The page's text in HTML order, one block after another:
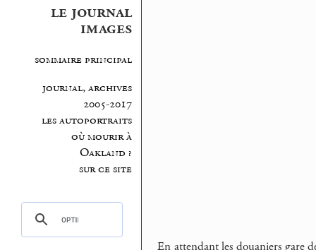
le journal
images
sommaire principal
journal, archives
2005-2017
les autoportraits
où mourir à
Oakland ?
sur ce site
En attendant les douaniers gare